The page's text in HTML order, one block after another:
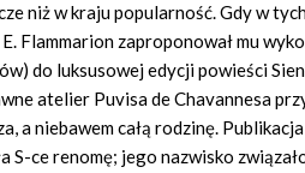
niż w kraju popularność. Gdy w
Flammarion zaproponował mu
do luksusowej edycji powieści
atelier Puvisa de Chavannesa
a niebawem całą rodzinę.
S-ce renomę; jego nazwisko